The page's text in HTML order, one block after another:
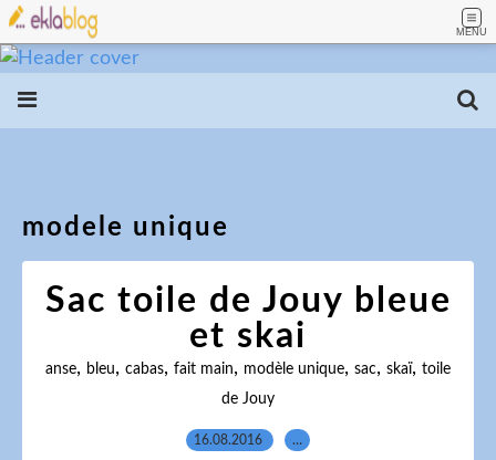
MENU
modele unique
Sac toile de Jouy bleue
et skai
anse, bleu, cabas, fait main, modèle unique, sac, skaï, toile
de Jouy
16.08.2016 …